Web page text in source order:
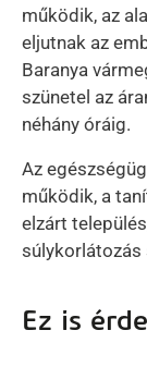
működik, az
eljutnak az
Baranya
szünetel az
néhány óráig.
Az
működik, a
elzárt
súlykorlátozás
Ez is